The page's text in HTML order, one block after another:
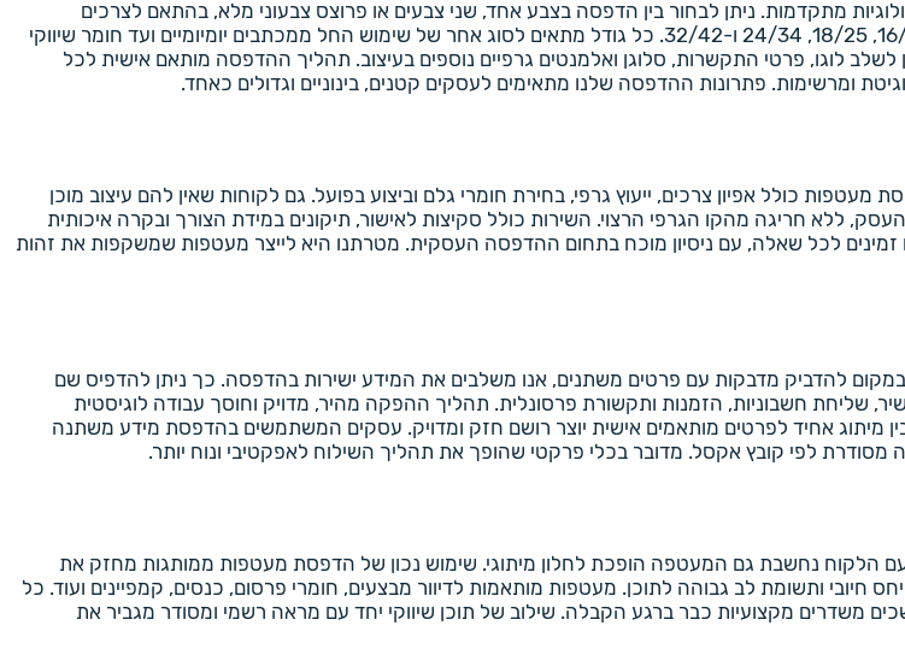
מתקדמות. ניתן לבחור בין הדפסה בצבע אחד, שני צבעים או פרוצס צבעוני מלא, בהתאם לצרכים
הגרפיים של הלקוח. אנו מדפיסים על מגוון גדלים של מעטפות, לרבות 11/23, 13/19, 16/16, 18/25, 24/34 ו-32/42. כל גודל מתאים לסוג אחר של שימוש החל ממכתבים יומיומיים ועד חומר שיווקי
לוגו, פרטי התקשרות, סלוגן ואלמנטים גרפיים נוספים בעיצוב. תהליך ההדפסה מותאם אישית לכל
ומרשימות. פתרונות ההדפסה שלנו מתאימים לעסקים קטנים, בינוניים וגדולים כאחד.
כולל אפיון צרכים, ייעוץ גרפי, בחירת חומרי גלם וביצוע בפועל. גם לקוחות שאין להם עיצוב מוכן
ללא חריגה מהקו הגרפי הרצוי. השירות כולל סקיצות לאישור, תיקונים במידת הצורך ובקרה איכותית
לכל שאלה, עם ניסיון מוכח בתחום ההדפסה העסקית. מטרתנו היא לייצר מעטפות שמשקפות את זהות
להדביק מדבקות עם פרטים משתנים, אנו משלבים את המידע ישירות בהדפסה. כך ניתן להדפיס שם
שליחת חשבוניות, הזמנות ותקשורת פרסונלית. תהליך ההפקה מהיר, מדויק וחוסך עבודה לוגיסטית
מיתוג אחיד לפרטים מותאמים אישית יוצר רושם חזק ומדויק. עסקים המשתמשים בהדפסת מידע משתנה
מסודרת לפי קובץ אקסל. מדובר בכלי פרקטי שהופך את תהליך השילוח לאפקטיבי ונוח יותר.
הלקוח נחשבת גם המעטפה הופכת לחלון מיתוגי. שימוש נכון של הדפסת מעטפות ממותגות מחזק את
ותשומת לב גבוהה לתוכן. מעטפות מותאמות לדיוור מבצעים, חומרי פרסום, כנסים, קמפיינים ועוד. כל
משדרים מקצועיות כבר ברגע הקבלה. שילוב של תוכן שיווקי יחד עם מראה רשמי ומסודר מגביר את